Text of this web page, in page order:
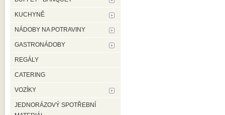
KUCHYNĚ
NÁDOBY NA POTRAVINY
GASTRONÁDOBY
REGÁLY
CATERING
VOZÍKY
JEDNORÁZOVÝ SPOTŘEBNÍ